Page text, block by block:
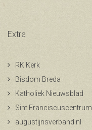
Extra
RK Kerk
Bisdom Breda
Katholiek Nieuwsblad
Sint Franciscuscentrum
augustijnsverband.nl